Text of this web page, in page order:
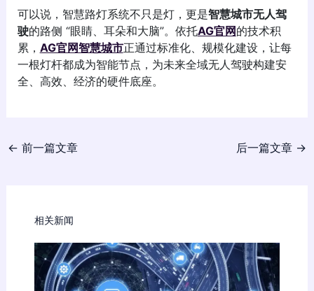
可以说，智慧路灯系统不只是灯，更是智慧城市无人驾
驶的路侧 “眼睛、耳朵和大脑”。依托AG官网的技术积
累， AG官网智慧城市正通过标准化、规模化建设，让每
一根灯杆都成为智能节点，为未来全域无人驾驶构建安
全、高效、经济的硬件底座。
← 前一篇文章 后一篇文章 →
相关新闻